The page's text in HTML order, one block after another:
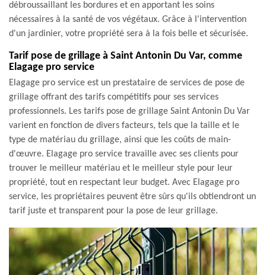
débroussaillant les bordures et en apportant les soins
nécessaires à la santé de vos végétaux. Grâce à l'intervention
d'un jardinier, votre propriété sera à la fois belle et sécurisée.
Tarif pose de grillage à Saint Antonin Du Var, comme
Elagage pro service
Elagage pro service est un prestataire de services de pose de
grillage offrant des tarifs compétitifs pour ses services
professionnels. Les tarifs pose de grillage Saint Antonin Du Var
varient en fonction de divers facteurs, tels que la taille et le
type de matériau du grillage, ainsi que les coûts de main-
d'œuvre. Elagage pro service travaille avec ses clients pour
trouver le meilleur matériau et le meilleur style pour leur
propriété, tout en respectant leur budget. Avec Elagage pro
service, les propriétaires peuvent être sûrs qu'ils obtiendront un
tarif juste et transparent pour la pose de leur grillage.